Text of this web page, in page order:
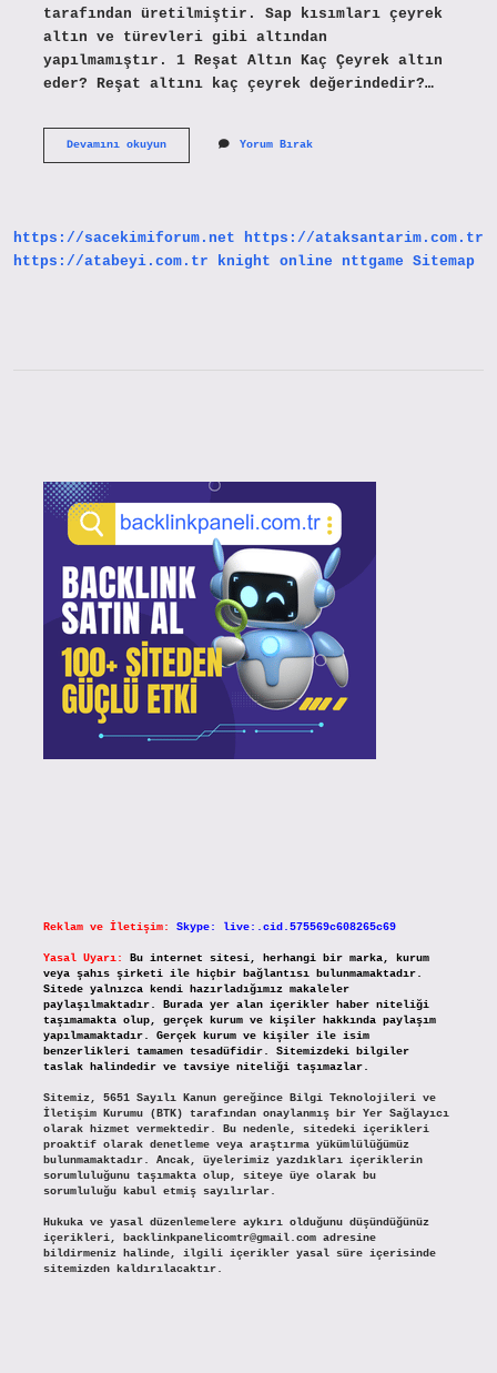
tarafından üretilmiştir. Sap kısımları çeyrek
altın ve türevleri gibi altından
yapılmamıştır. 1 Reşat Altın Kaç Çeyrek altın
eder? Reşat altını kaç çeyrek değerindedir?…
Devamını okuyunBeşi
Var
Yorum Bırak
https://sacekimiforum.net
https://ataksantarim.com.tr
https://atabeyi.com.tr
knight online nttgame Sitemap
Reklam ve İletişim: Skype: live:.cid.575569c608265c69
Yasal Uyarı:
Bu internet sitesi, herhangi bir marka, kurum
veya şahıs şirketi ile hiçbir bağlantısı bulunmamaktadır.
Sitede yalnızca kendi hazırladığımız makaleler
paylaşılmaktadır. Burada yer alan içerikler haber niteliği
taşımamakta olup, gerçek kurum ve kişiler hakkında paylaşım
yapılmamaktadır. Gerçek kurum ve kişiler ile isim
benzerlikleri tamamen tesadüfidir. Sitemizdeki bilgiler
taslak halindedir ve tavsiye niteliği taşımazlar.
Sitemiz, 5651 Sayılı Kanun gereğince Bilgi Teknolojileri ve
İletişim Kurumu (BTK) tarafından onaylanmış bir Yer Sağlayıcı
olarak hizmet vermektedir. Bu nedenle, sitedeki içerikleri
proaktif olarak denetleme veya araştırma yükümlülüğümüz
bulunmamaktadır. Ancak, üyelerimiz yazdıkları içeriklerin
sorumluluğunu taşımakta olup, siteye üye olarak bu
sorumluluğu kabul etmiş sayılırlar.
Hukuka ve yasal düzenlemelere aykırı olduğunu düşündüğünüz
içerikleri,
backlinkpanelicomtr@gmail.comadresine
bildirmeniz halinde, ilgili içerikler yasal süre içerisinde
sitemizden kaldırılacaktır.